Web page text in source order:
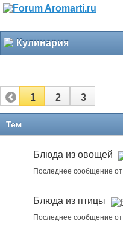
Кулинария
1 2 3
Тем
Блюда из овощей
Последнее сообщение от
Блюда из птицы
Последнее сообщение от